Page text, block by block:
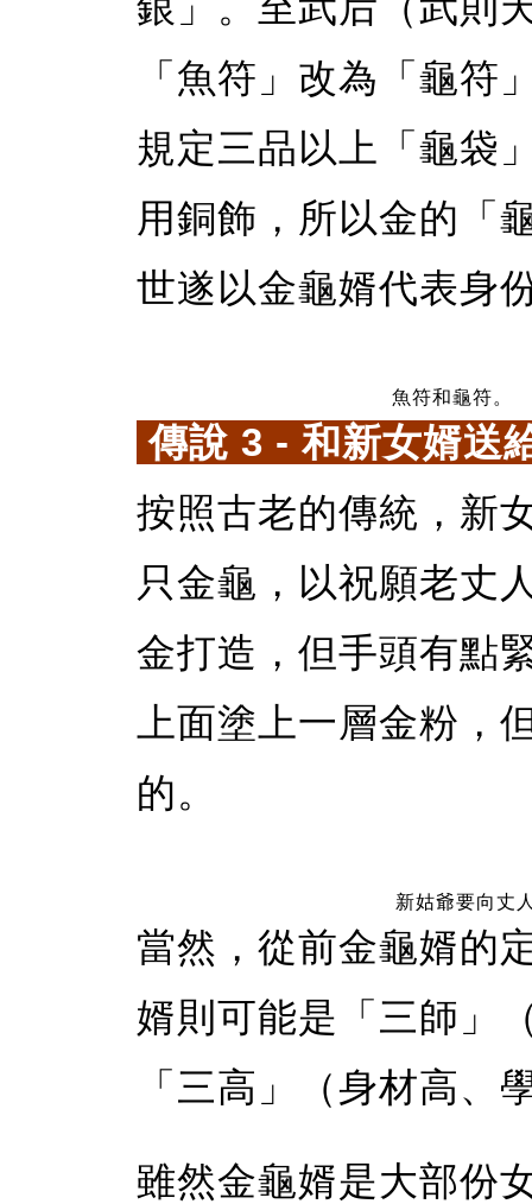
「魚符」改為「龜符
規定三品以上「龜袋
用銅飾，所以金的「
世遂以金龜婿代表身
魚符和龜符。
傳說 3 - 和新女婿送
按照古老的傳統，新
只金龜，以祝願老丈
金打造，但手頭有點
上面塗上一層金粉，
的。
新姑爺要向丈
當然，從前金龜婿的
婿則可能是「三師」
「三高」（身材高、
雖然金龜婿是大部份